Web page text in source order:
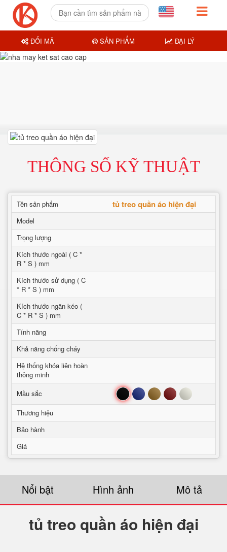
THÔNG SỐ KỸ THUẬT
Tên sản phẩm tủ treo quần áo hiện đại
Model
Trọng lượng
Kích thước ngoài ( C *
R * S ) mm
Kích thước sử dụng ( C
* R * S ) mm
Kích thước ngăn kéo (
C * R * S ) mm
Tính năng
Khả năng chống cháy
Hệ thống khóa liên hoàn
thông minh
Mầu sắc
Đen Xanh Nâu Đỏ Trắng
Thương hiệu
Bảo hành
Giá
Nổi bật Hình ảnh Mô tả
tủ treo quần áo hiện đại
ĐỔI MÃ SẢN PHẨM ĐẠI LÝ